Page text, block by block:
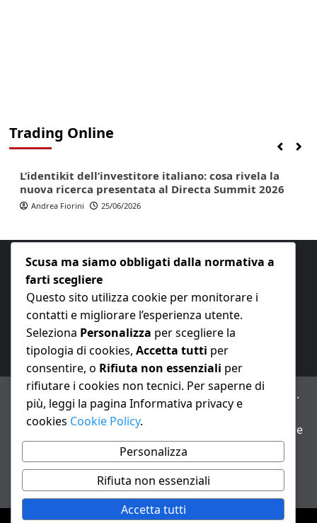
Trading Online
L’identikit dell’investitore italiano: cosa rivela la
nuova ricerca presentata al Directa Summit 2026
Andrea Fiorini 25/06/2026
E-mail:redazione@nuovaeconomia.it
ANNO XXIII – Testata giornalistica reg. Trib. Milano n.
487 del 20/9/2002 – Dir. resp. Andrea Fiorini
Avviso IA: alcuni articoli di questo sito possono essere
realizzati con il supporto di sistemi di intelligenza
artificiale con supervisione e verifica di un redattore
Informativa privacy e cookie
Scusa ma siamo obbligati dalla normativa a
farti scegliere
Questo sito utilizza cookie per monitorare i
contatti e migliorare l’esperienza utente.
Seleziona Personalizza per scegliere la
tipologia di cookies, Accetta tutti per
consentire, o Rifiuta non essenziali per
rifiutare i cookies non tecnici. Per saperne di
più, leggi la pagina Informativa privacy e
cookies Cookie Policy.
Personalizza
Rifiuta non essenziali
Accetta tutti